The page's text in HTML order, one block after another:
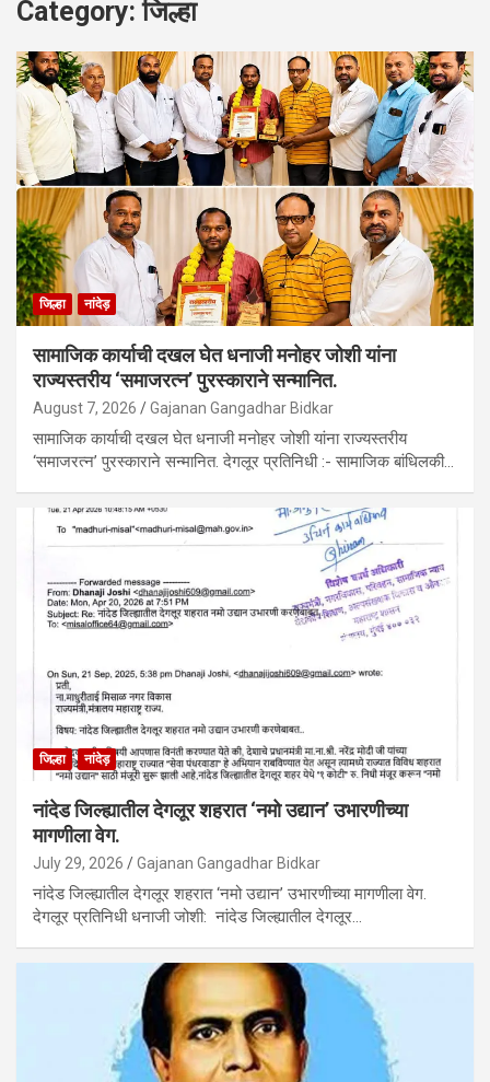
Category:जिल्हा
जिल्हा नांदेड़
सामाजिक कार्याची दखल घेत धनाजी मनोहर जोशी यांना
राज्यस्तरीय ‘समाजरत्न’ पुरस्काराने सन्मानित.
August 7, 2026 Gajanan Gangadhar Bidkar
सामाजिक कार्याची दखल घेत धनाजी मनोहर जोशी यांना राज्यस्तरीय
‘समाजरत्न’ पुरस्काराने सन्मानित. देगलूर प्रतिनिधी :- सामाजिक बांधिलकी…
जिल्हा नांदेड़
नांदेड जिल्ह्यातील देगलूर शहरात ‘नमो उद्यान’ उभारणीच्या
मागणीला वेग.
July 29, 2026 Gajanan Gangadhar Bidkar
नांदेड जिल्ह्यातील देगलूर शहरात ‘नमो उद्यान’ उभारणीच्या मागणीला वेग.
देगलूर प्रतिनिधी धनाजी जोशी: नांदेड जिल्ह्यातील देगलूर…